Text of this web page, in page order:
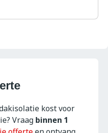
kost voor
Vraag binnen 1